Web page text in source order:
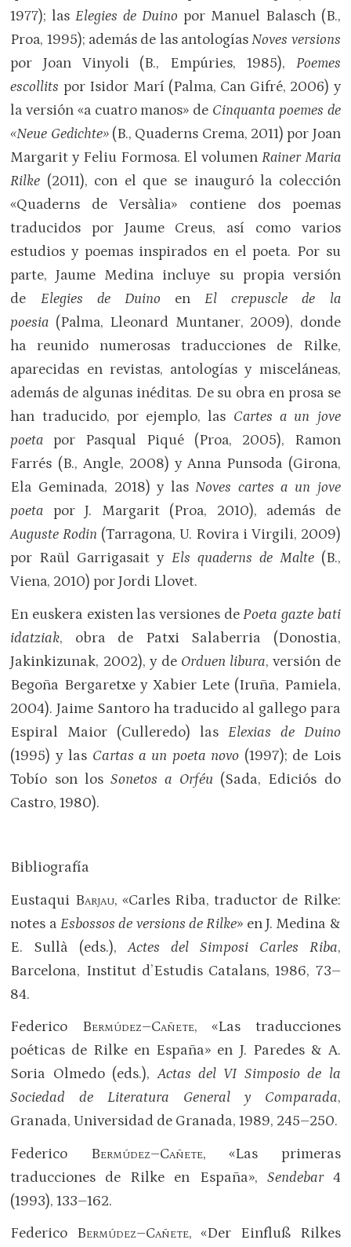
1977); lasElegies de Duino por Manuel Balasch (B.,
Proa, 1995); además de las antologíasNoves versions
por Joan Vinyoli (B., Empúries, 1985), Poemes
escollits por Isidor Marí (Palma, Can Gifré, 2006) y
la versión «a cuatro manos» de Cinquanta poemes de
«Neue Gedichte» (B., Quaderns Crema, 2011) por Joan
Margarit y Feliu Formosa. El volumen Rainer Maria
Rilke (2011), con el que se inauguró la colección
«Quaderns de Versàlia» contiene dos poemas
traducidos por Jaume Creus, así como varios
estudios y poemas inspirados en el poeta. Por su
parte, Jaume Medina incluye su propia versión
de Elegies de Duino enEl crepuscle de la
poesia (Palma, Lleonard Muntaner, 2009), donde
ha reunido numerosas traducciones de Rilke,
aparecidas en revistas, antologías y misceláneas,
además de algunas inéditas. De su obra en prosa se
han traducido, por ejemplo, las Cartes a un jove
poeta por Pasqual Piqué (Proa, 2005), Ramon
Farrés (B., Angle, 2008) y Anna Punsoda (Girona,
Ela Geminada, 2018) y lasNoves cartes a un jove
poeta por J. Margarit (Proa, 2010), además de
Auguste Rodin (Tarragona, U. Rovira i Virgili, 2009)
por Raül Garrigasait y Els quaderns de Malte(B.,
Viena, 2010) por Jordi Llovet.
En euskera existen las versiones dePoeta gazte bati
idatziak, obra de Patxi Salaberria (Donostia,
Jakinkizunak, 2002), y de Orduen libura, versión de
Begoña Bergaretxe y Xabier Lete (Iruña, Pamiela,
2004). Jaime Santoro ha traducido al gallego para
Espiral Maior (Culleredo) las Elexias de Duino
(1995) y las Cartas a un poeta novo (1997); de Lois
Tobío son los Sonetos a Orféu (Sada, Ediciós do
Castro, 1980).
Bibliografía
Eustaqui Barjau, «Carles Riba, traductor de Rilke:
notes aEsbossos de versions de Rilke» en J. Medina &
E. Sullà (eds.),Actes del Simposi Carles Riba,
Barcelona, Institut d’Estudis Catalans, 1986, 73–
84.
Federico Bermúdez–Cañete, «Las traducciones
poéticas de Rilke en España» en J. Paredes & A.
Soria Olmedo (eds.),Actas del VI Simposio de la
Sociedad de Literatura General y Comparada,
Granada, Universidad de Granada, 1989, 245–250.
Federico Bermúdez–Cañete, «Las primeras
traducciones de Rilke en España», Sendebar 4
(1993), 133–162.
Federico Bermúdez–Cañete, «Der Einfluß Rilkes